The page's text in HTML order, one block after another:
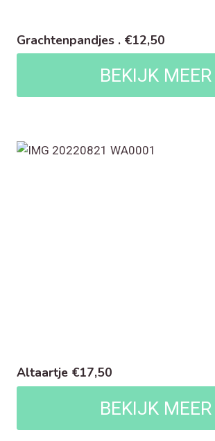
Grachtenpandjes . €12,50
BEKIJK MEER
Altaartje €17,50
BEKIJK MEER